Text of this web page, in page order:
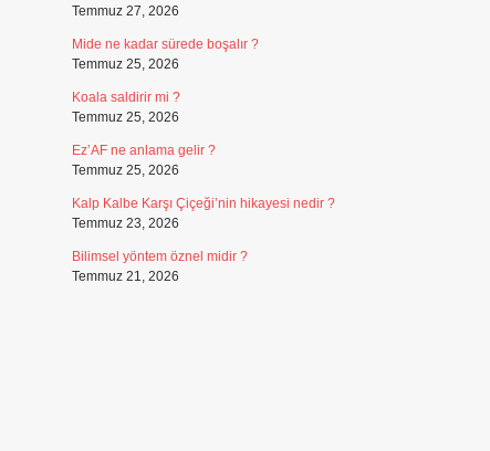
Temmuz 27, 2026
Mide ne kadar sürede boşalır ?
Temmuz 25, 2026
Koala saldirir mi ?
Temmuz 25, 2026
Ez’AF ne anlama gelir ?
Temmuz 25, 2026
Kalp Kalbe Karşı Çiçeği’nin hikayesi nedir ?
Temmuz 23, 2026
Bilimsel yöntem öznel midir ?
Temmuz 21, 2026